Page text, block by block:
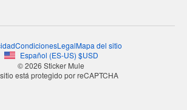
CondicionesLegalMapa del sitio
Español (ES-US) $USD
© 2026 Sticker Mule
está protegido por reCAPTCHA